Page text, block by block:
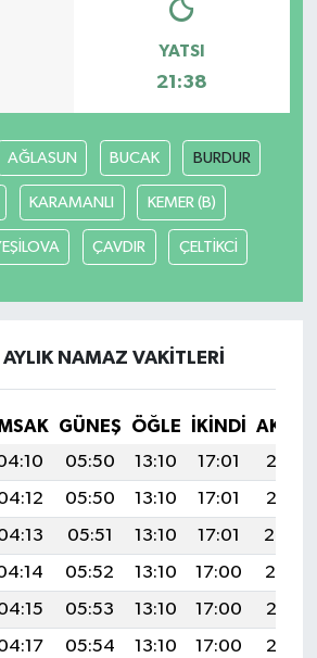
YATSI
21:38
AĞLASUN BUCAK BURDUR
KARAMANLI KEMER (B)
ÇAVDIR ÇELTİKCİ
AYLIK NAMAZ VAKITLERI
GÜNEŞ ÖĞLE İKINDI
05:50 13:10 17:01
20:21
05:50 13:10 17:01
20:21
05:51 13:10 17:01
20:20
05:52 13:10 17:00
20:19
05:53 13:10 17:00
20:18
05:54 13:10 17:00
20:17